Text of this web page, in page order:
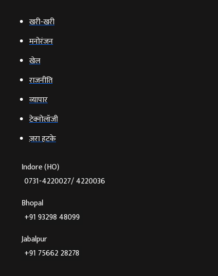
खरी-खरी
मनोरंजन
खेल
राजनीति
व्‍यापार
टेक्‍नोलॉजी
ज़रा हटके
Indore (HO)
0731-4220027/ 4220036
Bhopal
+91 93298 48099
Jabalpur
+91 75662 28278